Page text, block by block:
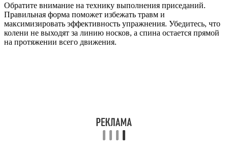
Обратите внимание на технику выполнения приседаний.
Правильная форма поможет избежать травм и
максимизировать эффективность упражнения. Убедитесь, что
колени не выходят за линию носков, а спина остается прямой
на протяжении всего движения.